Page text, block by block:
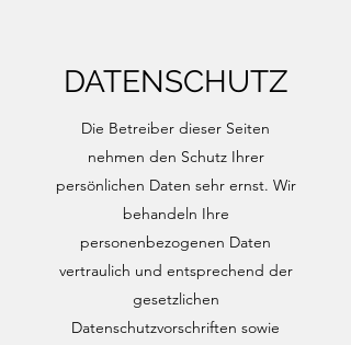
DATENSCHUTZ
Die Betreiber dieser Seiten
nehmen den Schutz Ihrer
persönlichen Daten sehr ernst. Wir
behandeln Ihre
personenbezogenen Daten
vertraulich und entsprechend der
gesetzlichen
Datenschutzvorschriften sowie